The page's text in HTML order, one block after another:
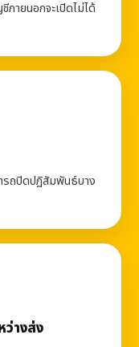
ภายนอกจะเปิดไม่ได้
รถปิดปฏิสัมพันธ์บาง
ว่างส่ง